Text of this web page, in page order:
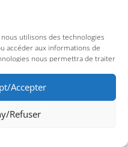
utilisons des technologies
accéder aux informations de
nous permettra de traiter
ou de retirer son
sur certaines fonctionnalités et
Accepter
Refuser